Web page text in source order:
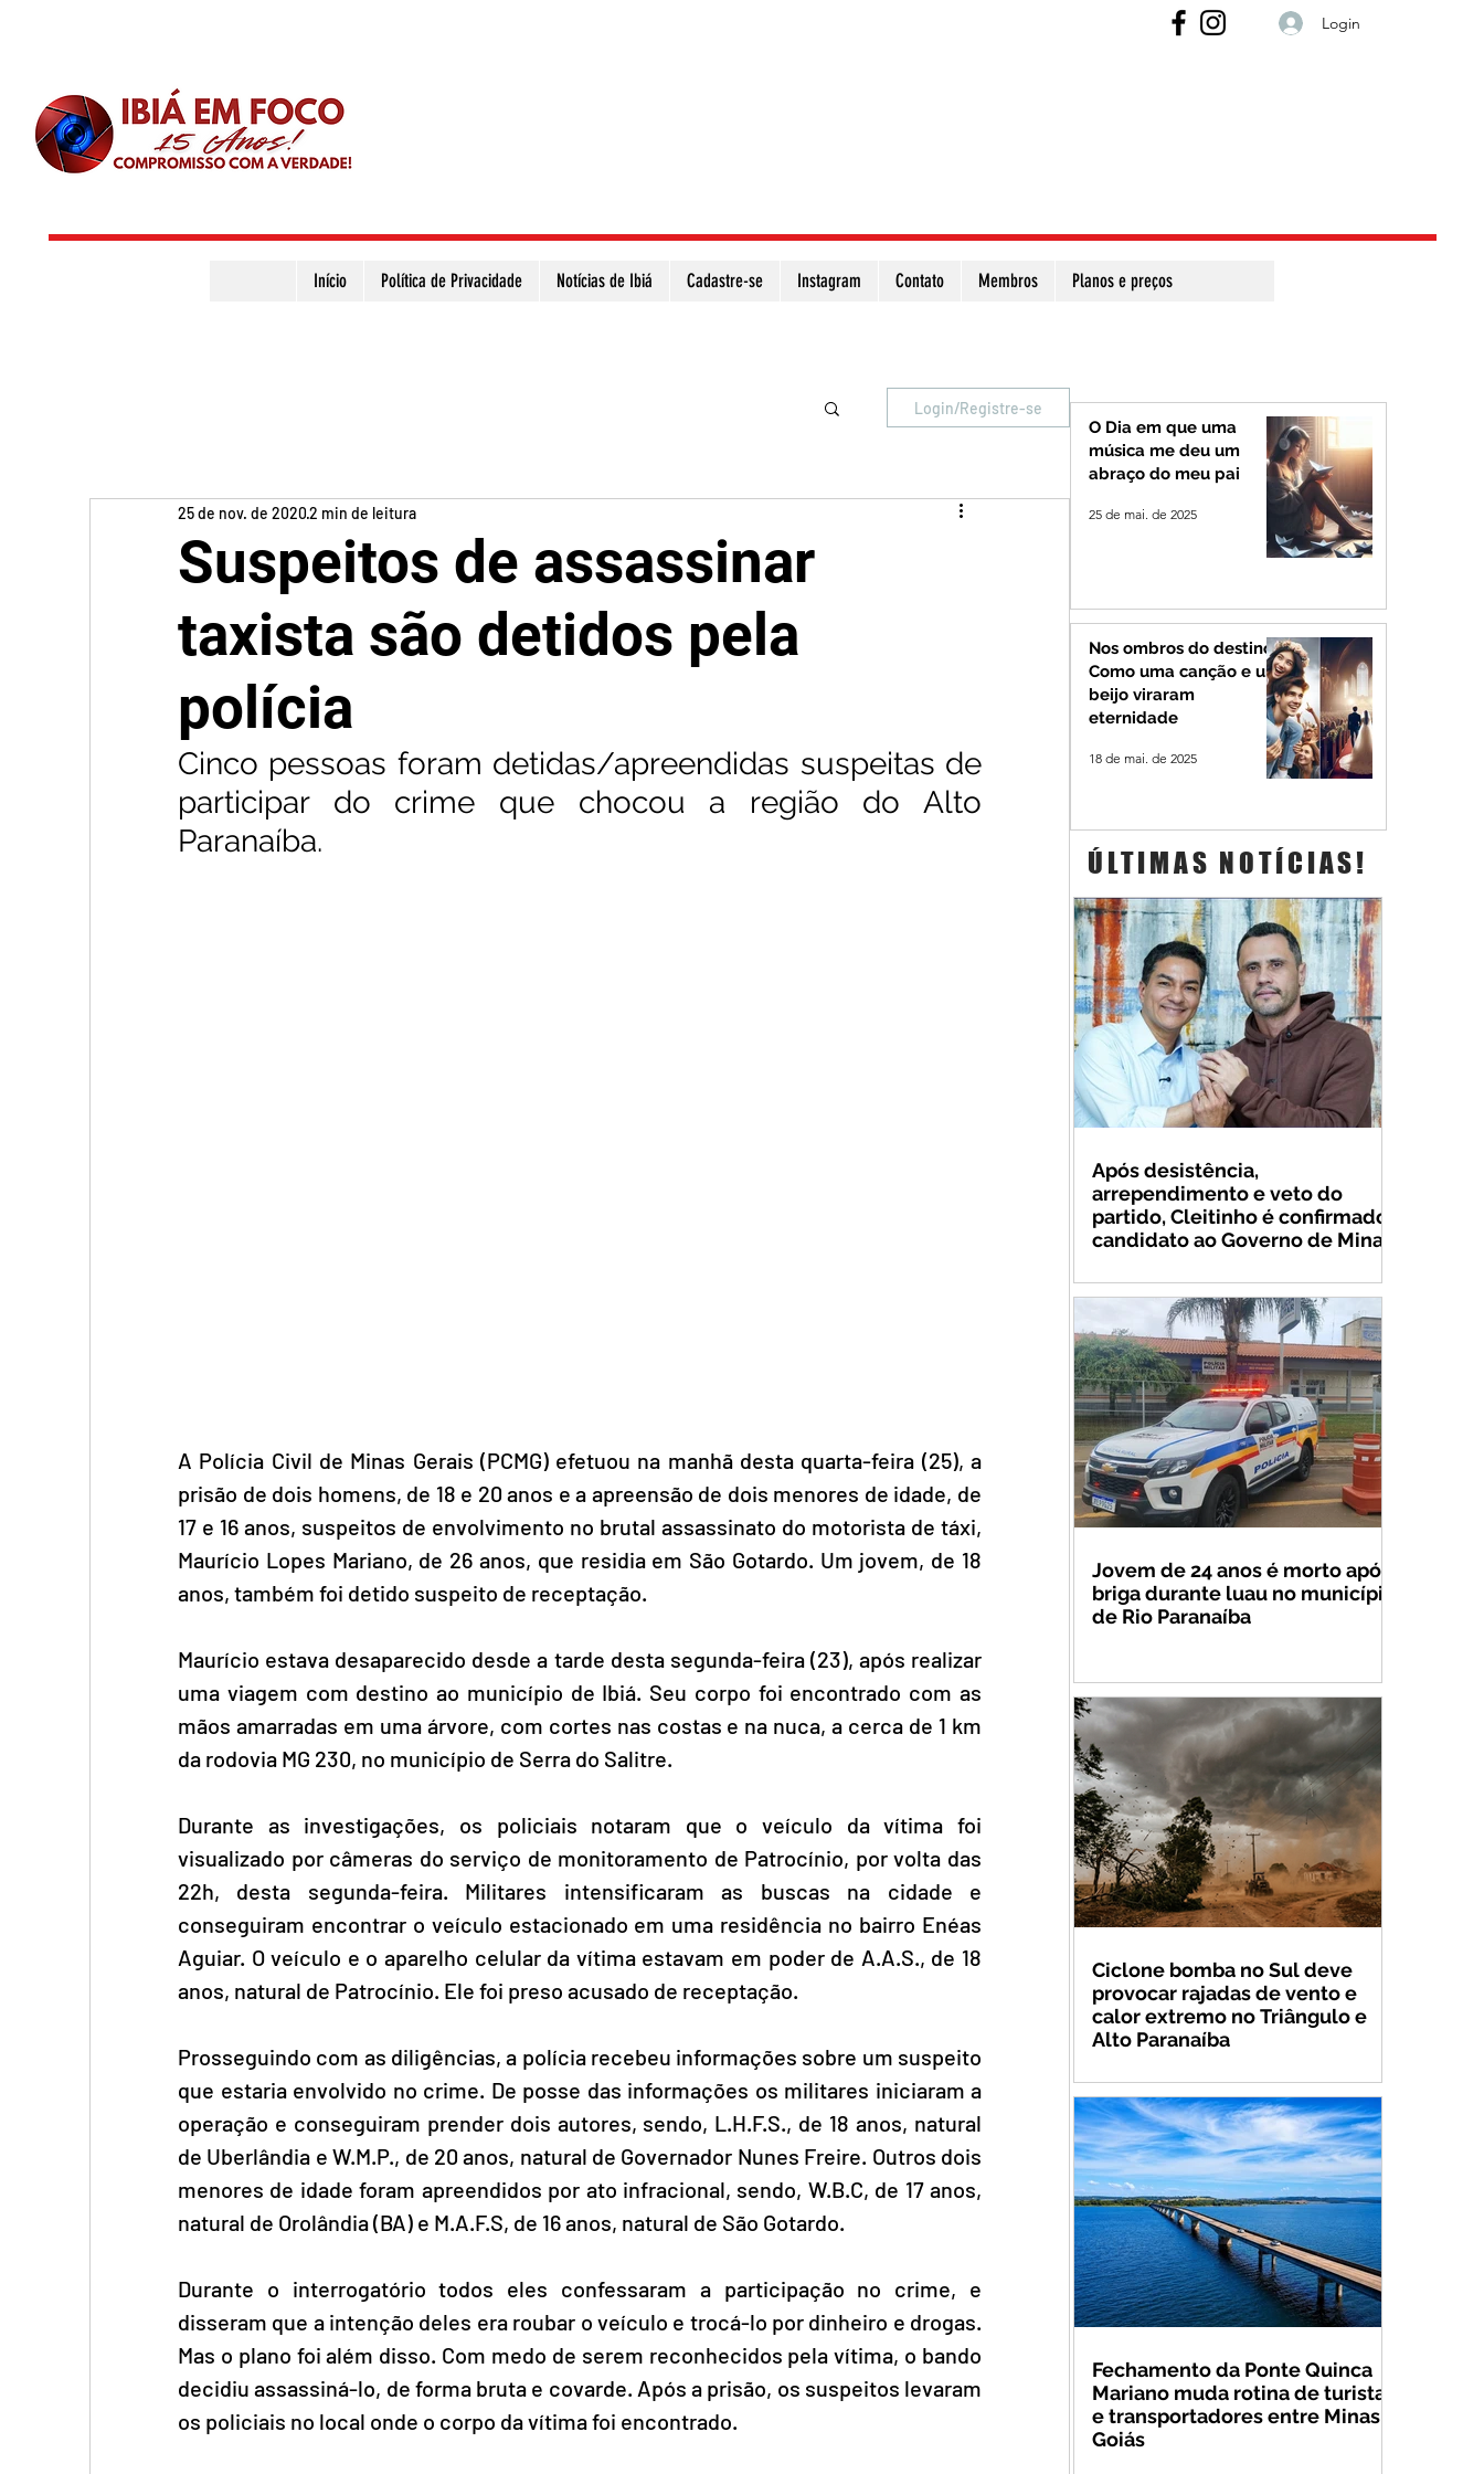
Login
Início Política de Privacidade Notícias de Ibiá Cadastre-se Instagram Contato Membros Planos e preços
Login/Registre-se
Suspeitos de assassinar
taxista são detidos pela
polícia
25 de nov. de 20202 min de leitura
Cinco pessoas foram detidas/apreendidas suspeitas de
participar do crime que chocou a região do Alto
Paranaíba.
A Polícia Civil de Minas Gerais (PCMG) efetuou na manhã desta quarta-feira (25), a
prisão de dois homens, de 18 e 20 anos e a apreensão de dois menores de idade, de
17 e 16 anos, suspeitos de envolvimento no brutal assassinato do motorista de táxi,
Maurício Lopes Mariano, de 26 anos, que residia em São Gotardo. Um jovem, de 18
anos, também foi detido suspeito de receptação.
Maurício estava desaparecido desde a tarde desta segunda-feira (23), após realizar
uma viagem com destino ao município de Ibiá. Seu corpo foi encontrado com as
mãos amarradas em uma árvore, com cortes nas costas e na nuca, a cerca de 1 km
da rodovia MG 230, no município de Serra do Salitre.
Durante as investigações, os policiais notaram que o veículo da vítima foi
visualizado por câmeras do serviço de monitoramento de Patrocínio, por volta das
22h, desta segunda-feira. Militares intensificaram as buscas na cidade e
conseguiram encontrar o veículo estacionado em uma residência no bairro Enéas
Aguiar. O veículo e o aparelho celular da vítima estavam em poder de A.A.S., de 18
anos, natural de Patrocínio. Ele foi preso acusado de receptação.
Prosseguindo com as diligências, a polícia recebeu informações sobre um suspeito
que estaria envolvido no crime. De posse das informações os militares iniciaram a
operação e conseguiram prender dois autores, sendo, L.H.F.S., de 18 anos, natural
de Uberlândia e W.M.P., de 20 anos, natural de Governador Nunes Freire. Outros dois
menores de idade foram apreendidos por ato infracional, sendo, W.B.C, de 17 anos,
natural de Orolândia (BA) e M.A.F.S, de 16 anos, natural de São Gotardo.
Durante o interrogatório todos eles confessaram a participação no crime, e
disseram que a intenção deles era roubar o veículo e trocá-lo por dinheiro e drogas.
Mas o plano foi além disso. Com medo de serem reconhecidos pela vítima, o bando
decidiu assassiná-lo, de forma bruta e covarde. Após a prisão, os suspeitos levaram
os policiais no local onde o corpo da vítima foi encontrado.
O Dia em que uma
música me deu um
abraço do meu pai
25 de mai. de 2025
Nos ombros do destino:
Como uma canção e um
beijo viraram
eternidade
18 de mai. de 2025
ÚLTIMAS NOTÍCIAS!
Após desistência,
arrependimento e veto do
partido, Cleitinho é confirmado
candidato ao Governo de Minas
Jovem de 24 anos é morto após
briga durante luau no município
de Rio Paranaíba
Ciclone bomba no Sul deve
provocar rajadas de vento e
calor extremo no Triângulo e
Alto Paranaíba
Fechamento da Ponte Quinca
Mariano muda rotina de turistas
e transportadores entre Minas e
Goiás